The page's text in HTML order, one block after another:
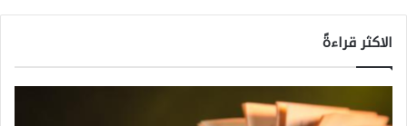
الاكثر قراءةً